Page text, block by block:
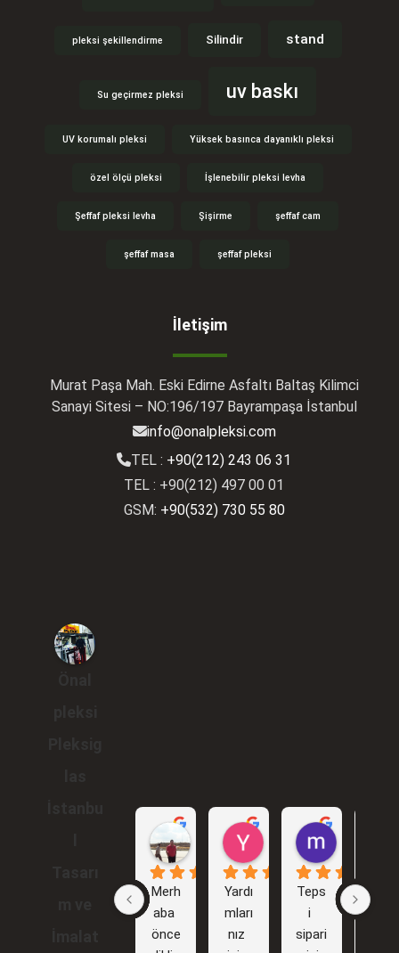
pleksi şekillendirme Silindir stand
Su geçirmez pleksi uv baskı
UV korumalı pleksi Yüksek basınca dayanıklı pleksi
özel ölçü pleksi İşlenebilir pleksi levha
Şeffaf pleksi levha Şişirme şeffaf cam
şeffaf masa şeffaf pleksi
İletişim
Murat Paşa Mah. Eski Edirne Asfaltı Baltaş Kilimci
Sanayi Sitesi – NO:196/197 Bayrampaşa İstanbul
info@onalpleksi.com
TEL : +90(212) 243 06 31
TEL : +90(212) 497 00 01
GSM: +90(532) 730 55 80
Gökhan Araçlı
1 yıl önce
Merh
aba
önce
Yunus Karakuş
2 yıl önce
Yardı
mları
nız
murat
Teps
i
sipari
işimd